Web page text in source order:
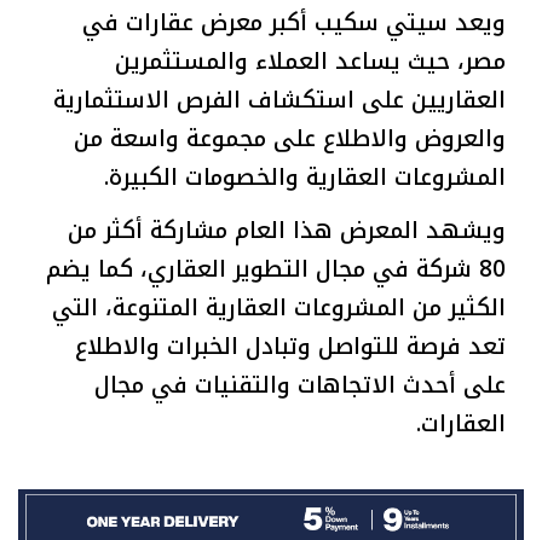
ويعد سيتي سكيب أكبر معرض عقارات في
مصر، حيث يساعد العملاء والمستثمرين
العقاريين على استكشاف الفرص الاستثمارية
والعروض والاطلاع على مجموعة واسعة من
المشروعات العقارية والخصومات الكبيرة.
ويشهد المعرض هذا العام مشاركة أكثر من
80 شركة في مجال التطوير العقاري، كما يضم
الكثير من المشروعات العقارية المتنوعة، التي
تعد فرصة للتواصل وتبادل الخبرات والاطلاع
على أحدث الاتجاهات والتقنيات في مجال
العقارات.